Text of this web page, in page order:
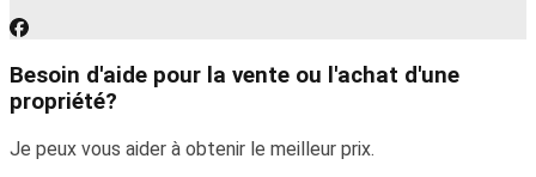
Besoin d'aide pour la vente ou l'achat d'une
propriété?
Je peux vous aider à obtenir le meilleur prix.